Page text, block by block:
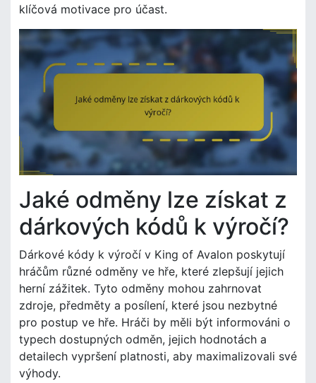
klíčová motivace pro účast.
Jaké odměny lze získat z
dárkových kódů k výročí?
Dárkové kódy k výročí v King of Avalon poskytují
hráčům různé odměny ve hře, které zlepšují jejich
herní zážitek. Tyto odměny mohou zahrnovat
zdroje, předměty a posílení, které jsou nezbytné
pro postup ve hře. Hráči by měli být informováni o
typech dostupných odměn, jejich hodnotách a
detailech vypršení platnosti, aby maximalizovali své
výhody.